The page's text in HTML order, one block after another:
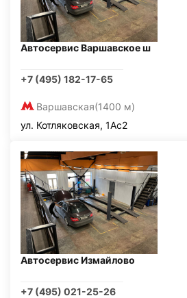
Автосервис Варшавское ш
+7 (495) 182-17-65
Варшавская(1400 м)
ул. Котляковская, 1Ас2
Автосервис Измайлово
+7 (495) 021-25-26